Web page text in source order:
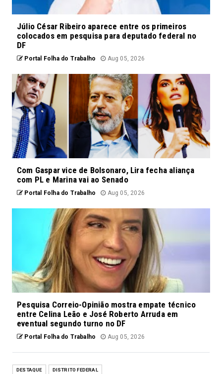
Júlio César Ribeiro aparece entre os primeiros
colocados em pesquisa para deputado federal no
DF
Portal Folha do Trabalho Aug 05, 2026
Com Gaspar vice de Bolsonaro, Lira fecha aliança
com PL e Marina vai ao Senado
Portal Folha do Trabalho Aug 05, 2026
Pesquisa Correio-Opinião mostra empate técnico
entre Celina Leão e José Roberto Arruda em
eventual segundo turno no DF
Portal Folha do Trabalho Aug 05, 2026
DESTAQUE DISTRITO FEDERAL